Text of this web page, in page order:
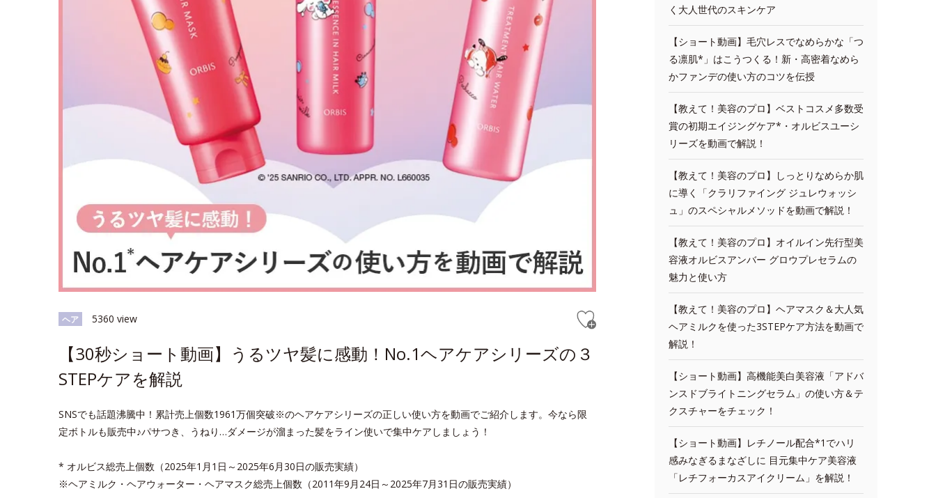
ヘア 5360 view
【30秒ショート動画】うるツヤ髪に感動！No.1ヘアケアシリーズの３
STEPケアを解説
SNSでも話題沸騰中！累計売上個数1961万個突破※のヘアケアシリーズの正しい使い方を動画でご紹介します。今なら限
定ボトルも販売中♪パサつき、うねり…ダメージが溜まった髪をライン使いで集中ケアしましょう！
* オルビス総売上個数（2025年1月1日～2025年6月30日の販売実績）
※ヘアミルク・ヘアウォーター・ヘアマスク総売上個数（2011年9月24日～2025年7月31日の販売実績）
く大人世代のスキンケア
【ショート動画】毛穴レスでなめらかな「つ
る凛肌*」はこうつくる！新・高密着なめら
かファンデの使い方のコツを伝授
【教えて！美容のプロ】ベストコスメ多数受
賞の初期エイジングケア*・オルビスユーシ
リーズを動画で解説！
【教えて！美容のプロ】しっとりなめらか肌
に導く「クラリファイング ジュレウォッシ
ュ」のスペシャルメソッドを動画で解説！
【教えて！美容のプロ】オイルイン先行型美
容液オルビスアンバー グロウプレセラムの
魅力と使い方
【教えて！美容のプロ】ヘアマスク＆大人気
ヘアミルクを使った3STEPケア方法を動画で
解説！
【ショート動画】高機能美白美容液「アドバ
ンスドブライトニングセラム」の使い方＆テ
クスチャーをチェック！
【ショート動画】レチノール配合*1でハリ
感みなぎるまなざしに 目元集中ケア美容液
「レチフォーカスアイクリーム」を解説！